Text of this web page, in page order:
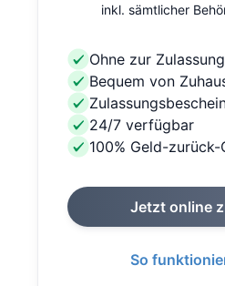
inkl. sämtlicher
Ohne zur
Bequem von
24/7 verfügbar
100% Geld-zurück-
Jetzt online
So